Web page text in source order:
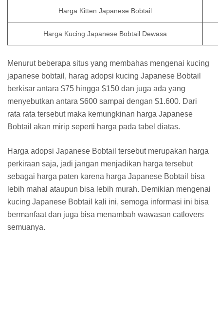
Harga Kitten Japanese Bobtail
Harga Kucing Japanese Bobtail Dewasa
Menurut beberapa situs yang membahas mengenai kucing
japanese bobtail, harag adopsi kucing Japanese Bobtail
berkisar antara $75 hingga $150 dan juga ada yang
menyebutkan antara $600 sampai dengan $1.600. Dari
rata rata tersebut maka kemungkinan harga Japanese
Bobtail akan mirip seperti harga pada tabel diatas.
Harga adopsi Japanese Bobtail tersebut merupakan harga
perkiraan saja, jadi jangan menjadikan harga tersebut
sebagai harga paten karena harga Japanese Bobtail bisa
lebih mahal ataupun bisa lebih murah. Demikian mengenai
kucing Japanese Bobtail kali ini, semoga informasi ini bisa
bermanfaat dan juga bisa menambah wawasan catlovers
semuanya.